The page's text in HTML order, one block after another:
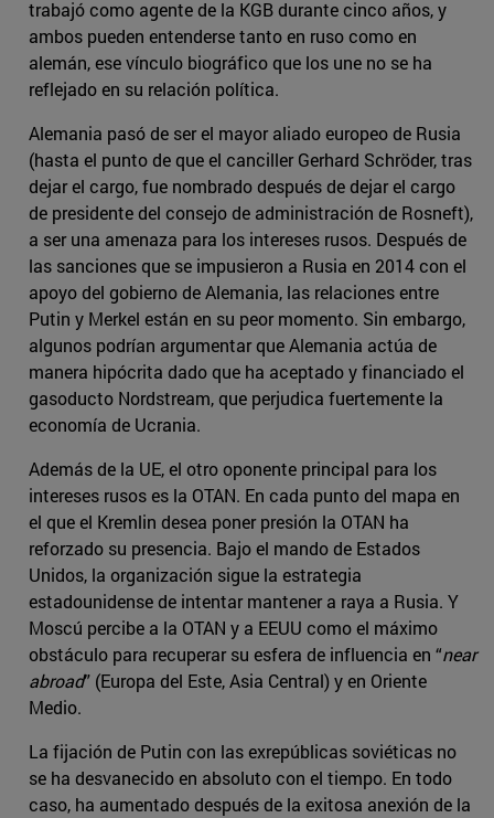
trabajó como agente de la KGB durante cinco años, y
ambos pueden entenderse tanto en ruso como en
alemán, ese vínculo biográfico que los une no se ha
reflejado en su relación política.
Alemania pasó de ser el mayor aliado europeo de Rusia
(hasta el punto de que el canciller Gerhard Schröder, tras
dejar el cargo, fue nombrado después de dejar el cargo
de presidente del consejo de administración de Rosneft),
a ser una amenaza para los intereses rusos. Después de
las sanciones que se impusieron a Rusia en 2014 con el
apoyo del gobierno de Alemania, las relaciones entre
Putin y Merkel están en su peor momento. Sin embargo,
algunos podrían argumentar que Alemania actúa de
manera hipócrita dado que ha aceptado y financiado el
gasoducto Nordstream, que perjudica fuertemente la
economía de Ucrania.
Además de la UE, el otro oponente principal para los
intereses rusos es la OTAN. En cada punto del mapa en
el que el Kremlin desea poner presión la OTAN ha
reforzado su presencia. Bajo el mando de Estados
Unidos, la organización sigue la estrategia
estadounidense de intentar mantener a raya a Rusia. Y
Moscú percibe a la OTAN y a EEUU como el máximo
obstáculo para recuperar su esfera de influencia en “near
abroad” (Europa del Este, Asia Central) y en Oriente
Medio.
La fijación de Putin con las exrepúblicas soviéticas no
se ha desvanecido en absoluto con el tiempo. En todo
caso, ha aumentado después de la exitosa anexión de la